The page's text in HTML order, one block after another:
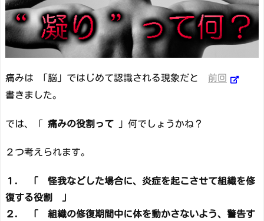
痛みは 「脳」ではじめて認識される現象だと 前回
書きました。
では、「 痛みの役割って 」何でしょうかね？
２つ考えられます。
１. 「 怪我などした場合に、炎症を起こさせて組織を修
復する役割 」
２. 「 組織の修復期間中に体を動かさないよう、警告す